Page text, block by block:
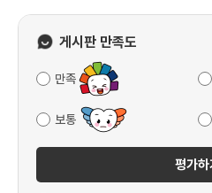
게시판 만족도
만족
보통
평가하